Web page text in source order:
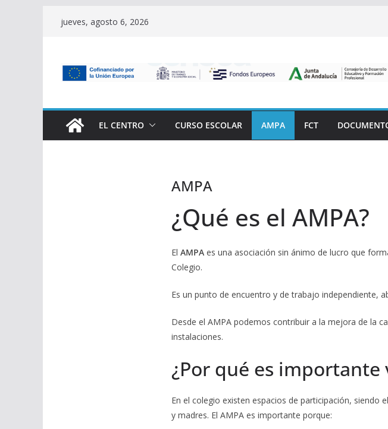
jueves, agosto 6, 2026
EL CENTRO CURSO ESCOLAR AMPA FCT
AMPA
¿Qué es el AMPA?
El AMPA es una asociación sin ánimo de lucro que
Colegio.
Es un punto de encuentro y de trabajo independiente,
Desde el AMPA podemos contribuir a la mejora de la
instalaciones.
¿Por qué es
En el colegio existen espacios de participación,
y madres. El AMPA es importante porque: